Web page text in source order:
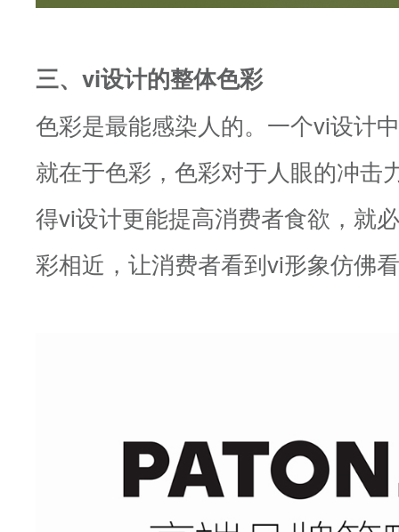
三、vi设计的整体色彩
色彩是最能感染人的。一个vi设计
就在于色彩，色彩对于人眼的冲击
得vi设计更能提高消费者食欲，就
彩相近，让消费者看到vi形象仿佛